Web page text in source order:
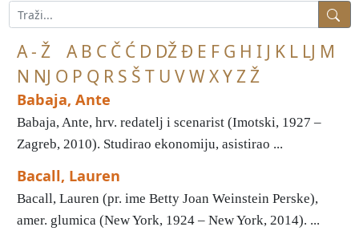
A - Ž A B C Č Ć D DŽĐ E F G H I J K L LJ M
N NJ O P Q R S Š T U VW XYZŽ
Babaja, Ante
Babaja, Ante, hrv. redatelj i scenarist (Imotski, 1927 –
Zagreb, 2010). Studirao ekonomiju, asistirao ...
Bacall, Lauren
Bacall, Lauren (pr. ime Betty Joan Weinstein Perske),
amer. glumica (New York, 1924 – New York, 2014). ...